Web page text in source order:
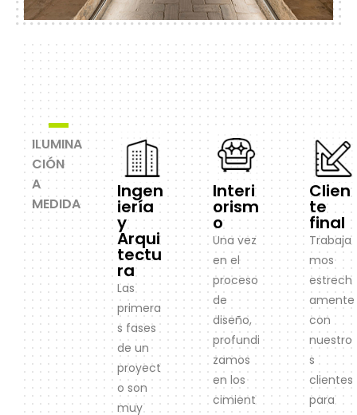
ILUMINA
CIÓN
A
MEDIDA
Ingen
iería
y
Arqui
tectu
ra
Las
primera
s fases
de un
proyect
o son
muy
Interi
orism
o
Una vez
en el
proceso
de
diseño,
profundi
zamos
en los
cimient
Clien
te
final
Trabaja
mos
estrech
amente
con
nuestro
s
clientes
para